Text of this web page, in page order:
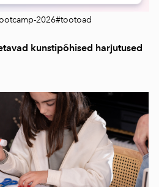
2026#tootoad
kunstipõhised harjutused